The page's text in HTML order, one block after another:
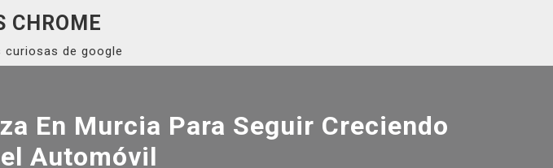
CHROME
de google
En Murcia Para Seguir Creciendo
Automóvil